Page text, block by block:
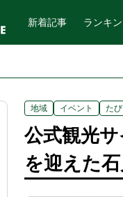
新着記事 ランキ
地域 イベント たび
公式観光
を迎えた